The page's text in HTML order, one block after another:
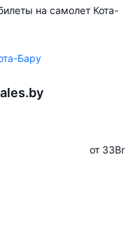
на самолет Кота-
Бару
от 33Br